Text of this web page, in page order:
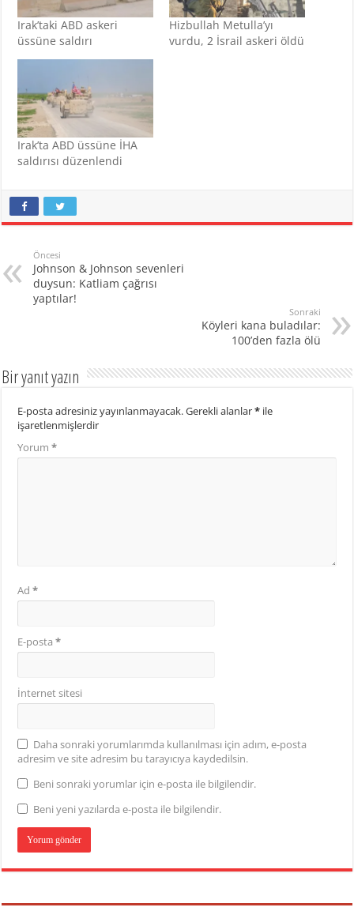
Irak’taki ABD askeri
üssüne saldırı
Hizbullah Metulla’yı
vurdu, 2 İsrail askeri öldü
Irak’ta ABD üssüne İHA
saldırısı düzenlendi
Öncesi
Johnson & Johnson sevenleri
duysun: Katliam çağrısı
yaptılar!
Sonraki
Köyleri kana buladılar:
100’den fazla ölü
Bir yanıt yazın
E-posta adresiniz yayınlanmayacak.Gerekli alanlar* ile
işaretlenmişlerdir
Yorum*
Ad*
E-posta*
İnternet sitesi
Daha sonraki yorumlarımda kullanılması için adım, e-posta
adresim ve site adresim bu tarayıcıya kaydedilsin.
Beni sonraki yorumlar için e-posta ile bilgilendir.
Beni yeni yazılarda e-posta ile bilgilendir.